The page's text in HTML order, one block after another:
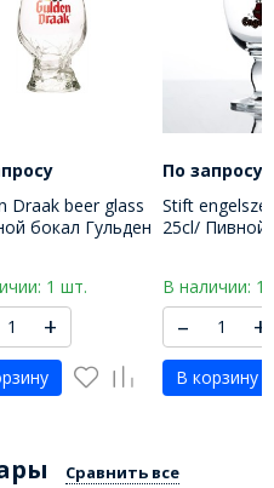
Draak beer glass
бокал Гульден
1 шт.
+
По запросу
Stift
25cl/ Пивной
В наличии: 1
– +
В корзину
Сравнить все